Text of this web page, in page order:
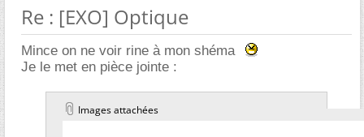
Re : [EXO] Optique
Mince on ne voir rine à mon shéma
Je le met en pièce jointe :
Images attachées